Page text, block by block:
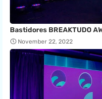
Bastidores BREAKTUDO
November 22, 2022